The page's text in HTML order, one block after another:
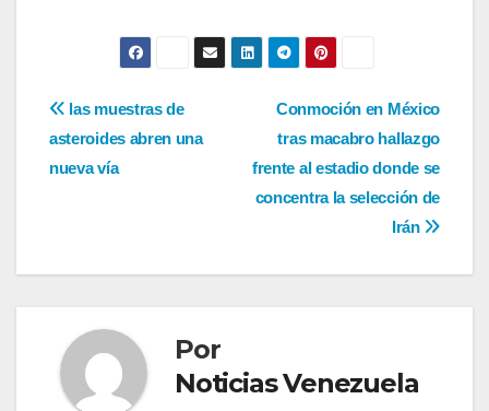
Navegación
de
Conmoción en México
tras macabro hallazgo
frente al estadio donde se
concentra la selección de
Irán
las muestras de
asteroides abren una
nueva vía
Por
Noticias Venezuela